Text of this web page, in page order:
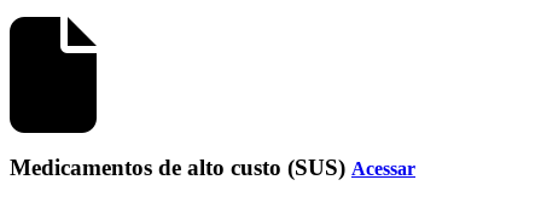
Medicamentos de alto custo (SUS) Acessar